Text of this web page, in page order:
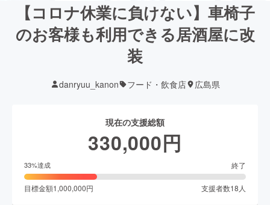
【コロナ休業に負けない】車椅子
のお客様も利用できる居酒屋に改
装
danryuu_kanon フード・飲食店 広島県
現在の支援総額
330,000円
33%達成 終了
目標金額1,000,000円 支援者数18 人